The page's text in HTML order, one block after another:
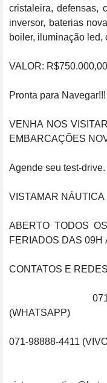
cristaleira, defensas,
inversor, baterias
boiler, iluminação led,
VALOR: R$750.000,00
Pronta para Navegar!!!
VENHA NOS
EMBARCAÇÕES
Agende seu test-drive.
VISTAMAR NÁUTICA
ABERTO TODOS
FERIADOS DAS 09H
CONTATOS E
071-
071-98888-4411
E-